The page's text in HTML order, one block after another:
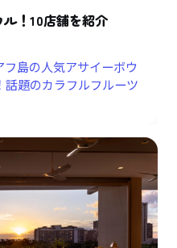
！10店舗を紹介
島の人気アサイーボウ
話題のカラフルフルーツ